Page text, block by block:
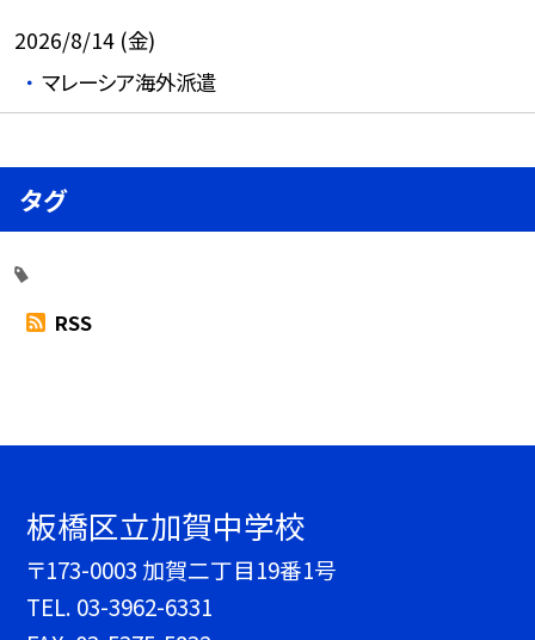
2026/8/14 (金)
マレーシア海外派遣
タグ
RSS
板橋区立加賀中学校
〒173-0003 加賀二丁目19番1号
TEL. 03-3962-6331